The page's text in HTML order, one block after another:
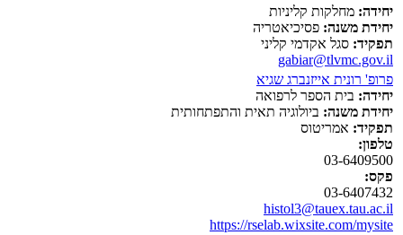
יחידה: מחלקות קליניות
יחידת משנה: פסיכיאטריה
תפקיד: סגל אקדמי קליני
gabiar@tlvmc.gov.il
פרופ' רונית אייזנברג שגיא
יחידה: בית הספר לרפואה
יחידת משנה: ביולוגיה תאית והתפתחותית
תפקיד: אמריטוס
טלפון:
03-6409500
פקס:
03-6407432
histol3@tauex.tau.ac.il
https://rselab.wixsite.com/mysite